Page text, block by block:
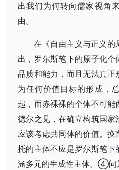
出我们为何转向儒家视角
由。
在《自由主义与正义的
出，罗尔斯笔下的原子化个
品质和能力，而且无法真正
为任何价值目标的形成，
起，而赤裸裸的个体不可能
德尔之见，在确立构筑国
应该考虑共同体的价值。换
托的主体不应是罗尔斯笔下
涵多元的生成性主体。④问